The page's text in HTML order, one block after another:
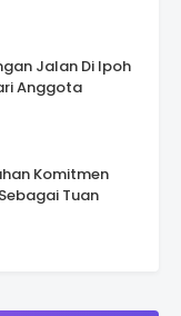
Jalan Di Ipoh
Anggota
Komitmen
Tuan